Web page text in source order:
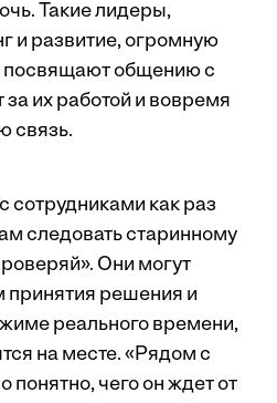
Такие лидеры,
и развитие, огромную
посвящают общению с
их работой и вовремя
связь.
сотрудниками как раз
следовать старинному
Они могут
принятия решения и
реального времени,
на месте. «Рядом с
чего он ждет от